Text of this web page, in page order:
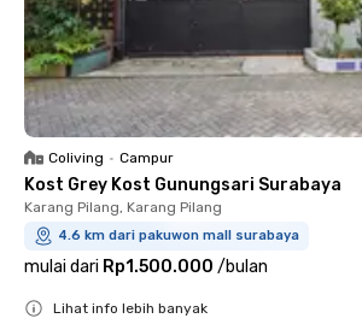
Coliving • Campur
Kost Grey Kost Gunungsari Surabaya
Karang Pilang, Karang Pilang
4.6 km dari pakuwon mall surabaya
mulai dari Rp1.500.000 /bulan
Lihat info lebih banyak